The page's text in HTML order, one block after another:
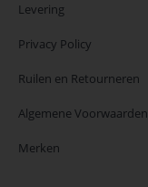
Levering
Privacy Policy
Ruilen en Retourneren
Algemene Voorwaarden
Merken